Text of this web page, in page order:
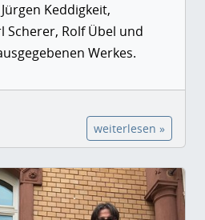
Keddigkeit,
Scherer, Rolf Übel und
Werkes.
weiterlesen »